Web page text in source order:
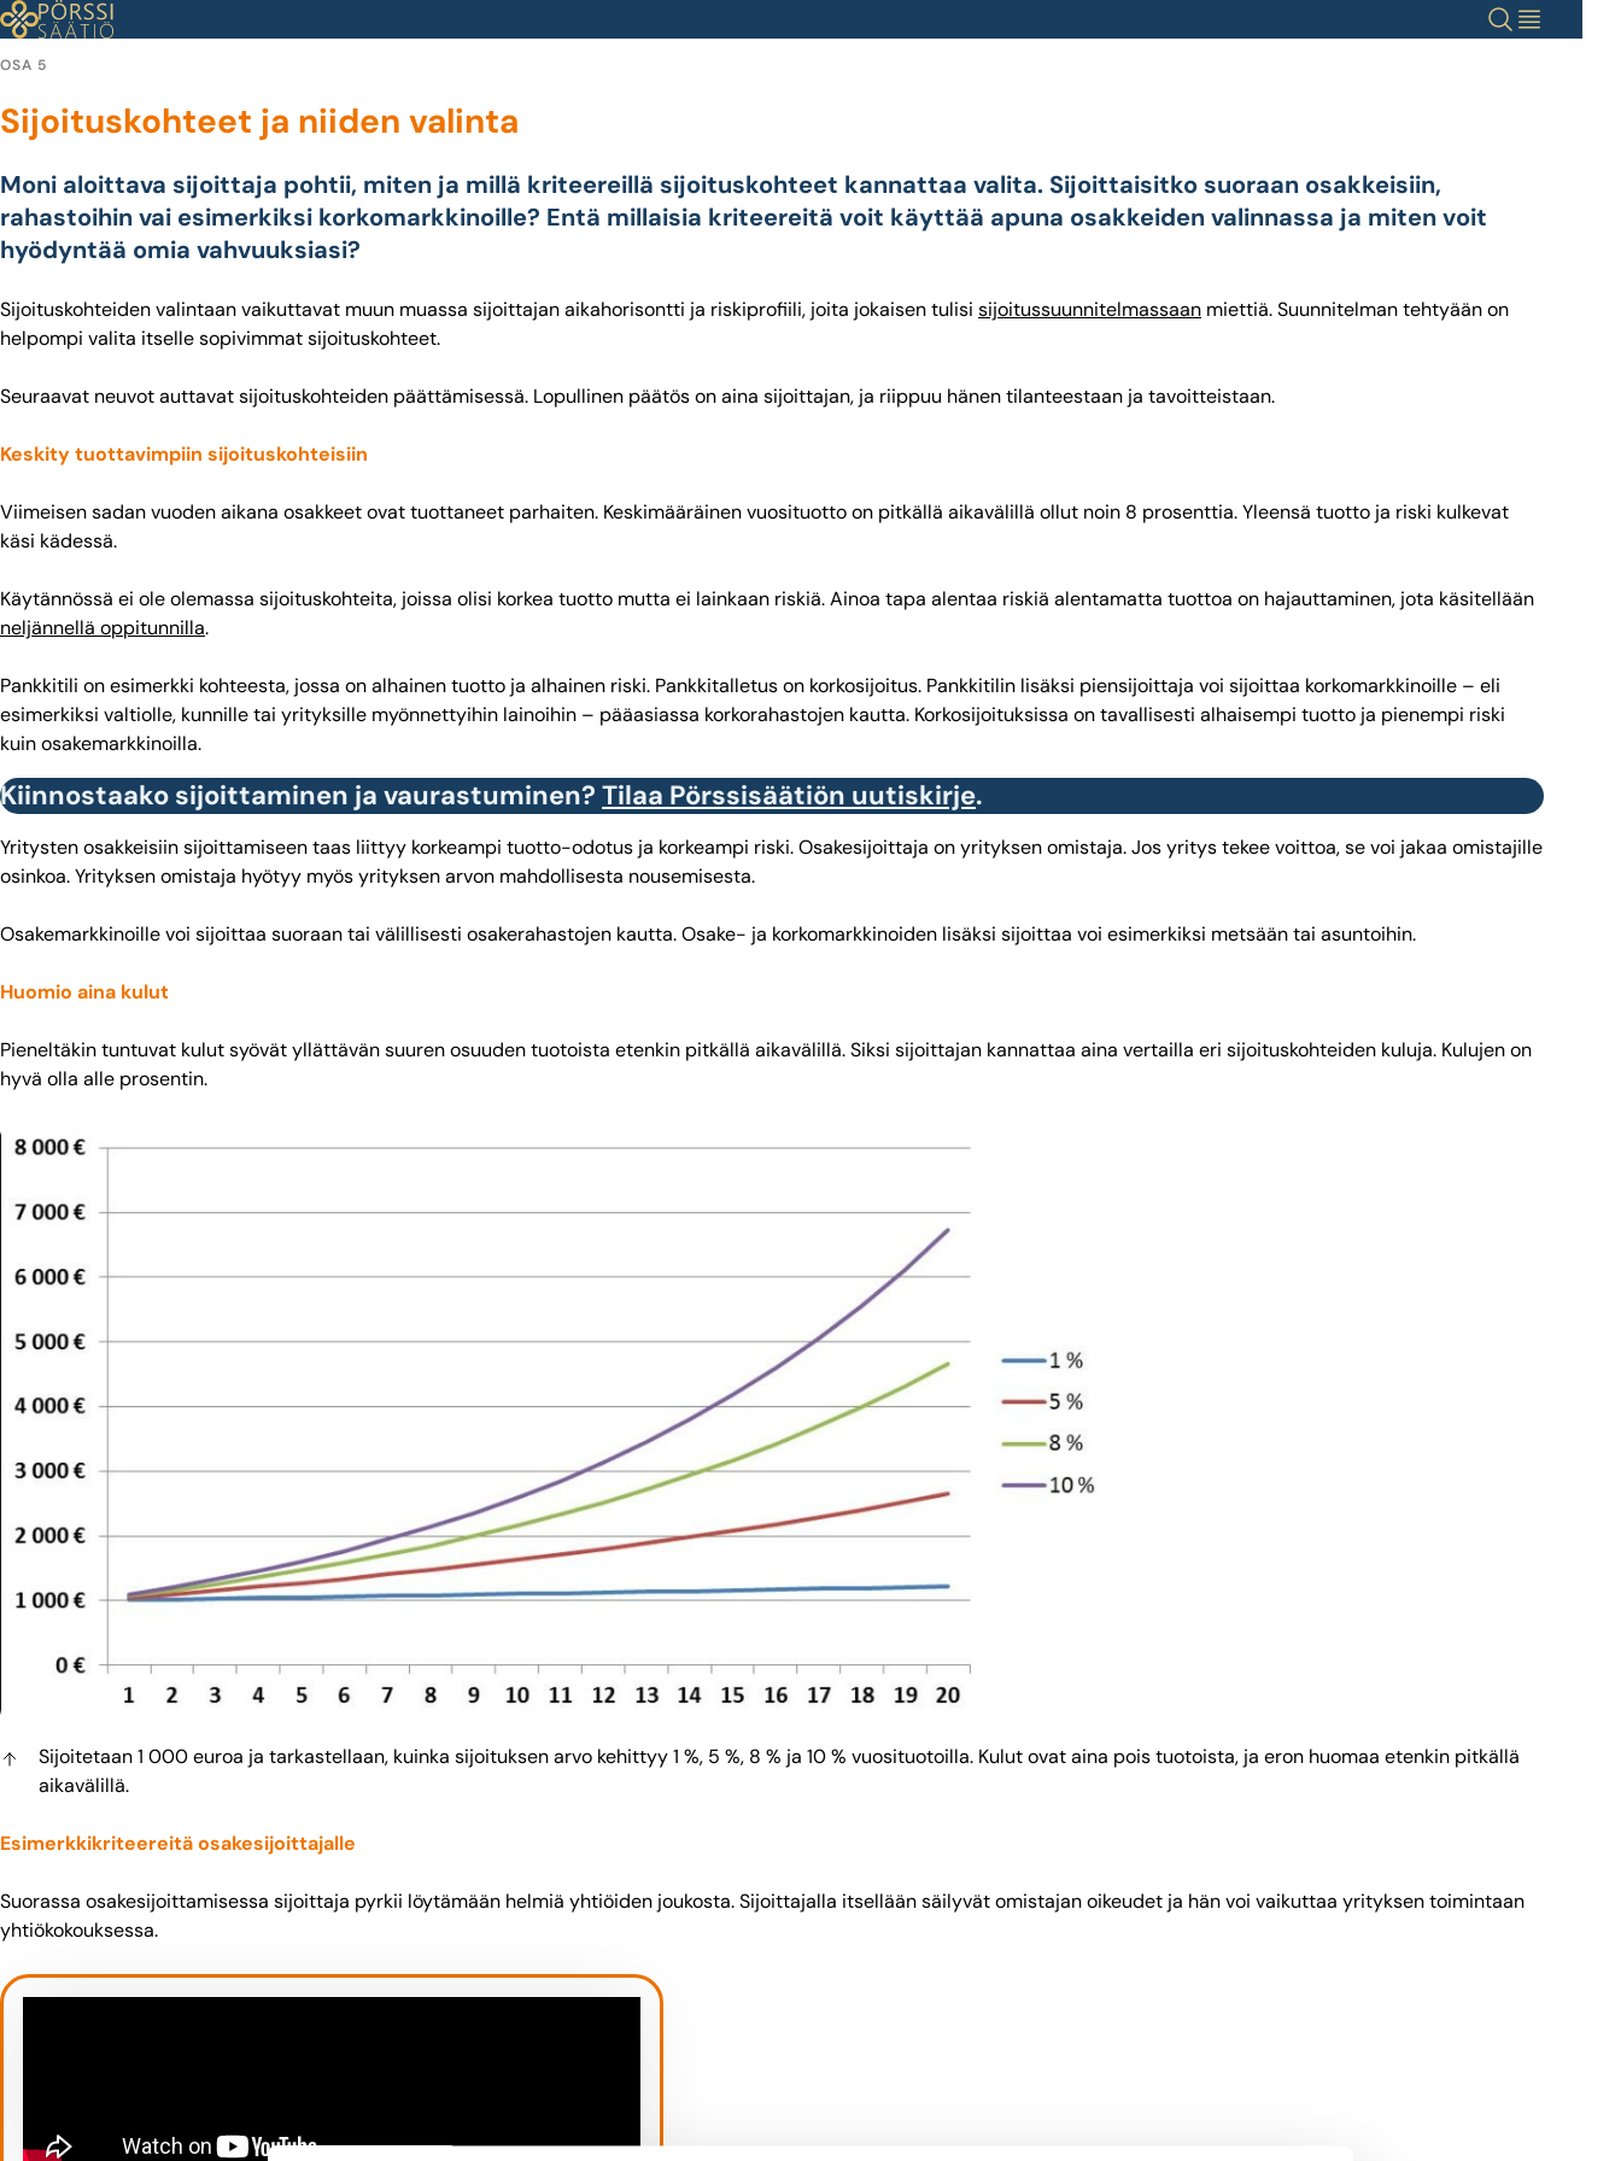
Siirry
sisältöön
HakuValikko
OSA 5
Sijoituskohteet ja niiden valinta
Moni aloittava sijoittaja pohtii, miten ja millä kriteereillä sijoituskohteet kannattaa valita. Sijoittaisitko suoraan osakkeisiin,
rahastoihin vai esimerkiksi korkomarkkinoille? Entä millaisia kriteereitä voit käyttää apuna osakkeiden valinnassa ja miten voit
hyödyntää omia vahvuuksiasi?
Sijoituskohteiden valintaan vaikuttavat muun muassa sijoittajan aikahorisontti ja riskiprofiili, joita jokaisen tulisi sijoitussuunnitelmassaan miettiä. Suunnitelman tehtyään on
helpompi valita itselle sopivimmat sijoituskohteet.
Seuraavat neuvot auttavat sijoituskohteiden päättämisessä. Lopullinen päätös on aina sijoittajan, ja riippuu hänen tilanteestaan ja tavoitteistaan.
Keskity tuottavimpiin sijoituskohteisiin
Viimeisen sadan vuoden aikana osakkeet ovat tuottaneet parhaiten. Keskimääräinen vuosituotto on pitkällä aikavälillä ollut noin 8 prosenttia. Yleensä tuotto ja riski kulkevat
käsi kädessä.
Käytännössä ei ole olemassa sijoituskohteita, joissa olisi korkea tuotto mutta ei lainkaan riskiä. Ainoa tapa alentaa riskiä alentamatta tuottoa on hajauttaminen, jota käsitellään
neljännellä oppitunnilla.
Pankkitili on esimerkki kohteesta, jossa on alhainen tuotto ja alhainen riski. Pankkitalletus on korkosijoitus. Pankkitilin lisäksi piensijoittaja voi sijoittaa korkomarkkinoille – eli
esimerkiksi valtiolle, kunnille tai yrityksille myönnettyihin lainoihin – pääasiassa korkorahastojen kautta. Korkosijoituksissa on tavallisesti alhaisempi tuotto ja pienempi riski
kuin osakemarkkinoilla.
Kiinnostaako sijoittaminen ja vaurastuminen? Tilaa Pörssisäätiön uutiskirje.
Yritysten osakkeisiin sijoittamiseen taas liittyy korkeampi tuotto-odotus ja korkeampi riski. Osakesijoittaja on yrityksen omistaja. Jos yritys tekee voittoa, se voi jakaa omistajille
osinkoa. Yrityksen omistaja hyötyy myös yrityksen arvon mahdollisesta nousemisesta.
Osakemarkkinoille voi sijoittaa suoraan tai välillisesti osakerahastojen kautta. Osake- ja korkomarkkinoiden lisäksi sijoittaa voi esimerkiksi metsään tai asuntoihin.
Huomio aina kulut
Pieneltäkin tuntuvat kulut syövät yllättävän suuren osuuden tuotoista etenkin pitkällä aikavälillä. Siksi sijoittajan kannattaa aina vertailla eri sijoituskohteiden kuluja. Kulujen on
hyvä olla alle prosentin.
Sijoitetaan 1 000 euroa ja tarkastellaan, kuinka sijoituksen arvo kehittyy 1 %, 5 %, 8 % ja 10 % vuosituotoilla. Kulut ovat aina pois tuotoista, ja eron huomaa etenkin pitkällä
aikavälillä.
Esimerkkikriteereitä osakesijoittajalle
Suorassa osakesijoittamisessa sijoittaja pyrkii löytämään helmiä yhtiöiden joukosta. Sijoittajalla itsellään säilyvät omistajan oikeudet ja hän voi vaikuttaa yrityksen toimintaan
yhtiökokouksessa.